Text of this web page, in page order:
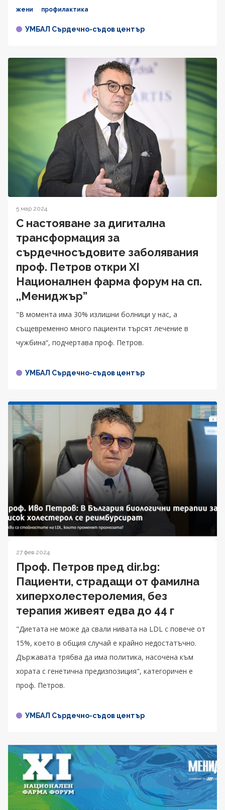
жени профилактика
УМБАЛ Сърдечно-съдов център
5 мар 2024
С настояване за дигитална
трансформация за
сърдечносъдовите заболявания
проф. Петров откри XI
Националнен фарма форум на сп.
,,Мениджър”
"В момента има 30% излишни болници у нас, а
същевременно много пациенти търсят лечение в
чужбина“, подчертава проф. Петров.
УМБАЛ Сърдечно-съдов център
27 фев 2024
Проф. Петров пред dir.bg:
Пациенти, страдащи от фамилна
хиперхолестеролемия, без
терапия живеят едва до 44 г
"Диетата не може да свали нивата на LDL с повече от
15%, което в общия случай е крайно недостатъчно.
Държавата трябва да има политика, насочена към
хората с генетична предизпозиция", категоричен е
проф. Петров.
УМБАЛ Сърдечно-съдов център